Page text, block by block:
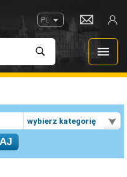
PL
wybierz kategorię